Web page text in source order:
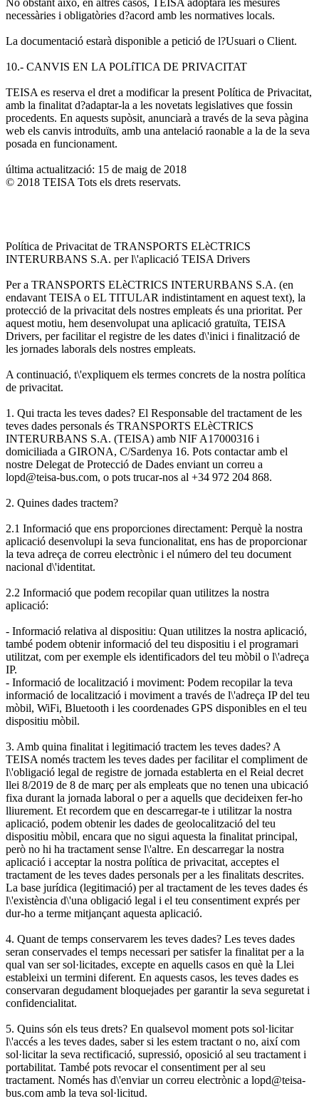
necessàries i obligatòries d?acord amb les normatives locals.
La documentació estarà disponible a petició de l?Usuari o Client.
10.- CANVIS EN LA POLíTICA DE PRIVACITAT
TEISA es reserva el dret a modificar la present Política de Privacitat,
amb la finalitat d?adaptar-la a les novetats legislatives que fossin
procedents. En aquests supòsit, anunciarà a través de la seva pàgina
web els canvis introduïts, amb una antelació raonable a la de la seva
posada en funcionament.
última actualització: 15 de maig de 2018
© 2018 TEISA Tots els drets reservats.
Política de Privacitat de TRANSPORTS ELèCTRICS
INTERURBANS S.A. per l\'aplicació TEISA Drivers
Per a TRANSPORTS ELèCTRICS INTERURBANS S.A. (en
endavant TEISA o EL TITULAR indistintament en aquest text), la
protecció de la privacitat dels nostres empleats és una prioritat. Per
aquest motiu, hem desenvolupat una aplicació gratuïta, TEISA
Drivers, per facilitar el registre de les dates d\'inici i finalització de
les jornades laborals dels nostres empleats.
A continuació, t\'expliquem els termes concrets de la nostra política
de privacitat.
1. Qui tracta les teves dades? El Responsable del tractament de les
teves dades personals és TRANSPORTS ELèCTRICS
INTERURBANS S.A. (TEISA) amb NIF A17000316 i
domiciliada a GIRONA, C/Sardenya 16. Pots contactar amb el
nostre Delegat de Protecció de Dades enviant un correu a
lopd@teisa-bus.com, o pots trucar-nos al +34 972 204 868.
2. Quines dades tractem?
2.1 Informació que ens proporciones directament: Perquè la nostra
aplicació desenvolupi la seva funcionalitat, ens has de proporcionar
la teva adreça de correu electrònic i el número del teu document
nacional d\'identitat.
2.2 Informació que podem recopilar quan utilitzes la nostra
aplicació:
- Informació relativa al dispositiu: Quan utilitzes la nostra aplicació,
també podem obtenir informació del teu dispositiu i el programari
utilitzat, com per exemple els identificadors del teu mòbil o l\'adreça
IP.
- Informació de localització i moviment: Podem recopilar la teva
informació de localització i moviment a través de l\'adreça IP del teu
mòbil, WiFi, Bluetooth i les coordenades GPS disponibles en el teu
dispositiu mòbil.
3. Amb quina finalitat i legitimació tractem les teves dades? A
TEISA només tractem les teves dades per facilitar el compliment de
l\'obligació legal de registre de jornada establerta en el Reial decret
llei 8/2019 de 8 de març per als empleats que no tenen una ubicació
fixa durant la jornada laboral o per a aquells que decideixen fer-ho
lliurement. Et recordem que en descarregar-te i utilitzar la nostra
aplicació, podem obtenir les dades de geolocalització del teu
dispositiu mòbil, encara que no sigui aquesta la finalitat principal,
però no hi ha tractament sense l\'altre. En descarregar la nostra
aplicació i acceptar la nostra política de privacitat, acceptes el
tractament de les teves dades personals per a les finalitats descrites.
La base jurídica (legitimació) per al tractament de les teves dades és
l\'existència d\'una obligació legal i el teu consentiment exprés per
dur-ho a terme mitjançant aquesta aplicació.
4. Quant de temps conservarem les teves dades? Les teves dades
seran conservades el temps necessari per satisfer la finalitat per a la
qual van ser sol·licitades, excepte en aquells casos en què la Llei
estableixi un termini diferent. En aquests casos, les teves dades es
conservaran degudament bloquejades per garantir la seva seguretat i
confidencialitat.
5. Quins són els teus drets? En qualsevol moment pots sol·licitar
l\'accés a les teves dades, saber si les estem tractant o no, així com
sol·licitar la seva rectificació, supressió, oposició al seu tractament i
portabilitat. També pots revocar el consentiment per al seu
tractament. Només has d\'enviar un correu electrònic a lopd@teisa-
bus.com amb la teva sol·licitud.